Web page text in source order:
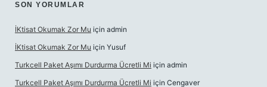
SON YORUMLAR
İKtisat Okumak Zor Mu için admin
İKtisat Okumak Zor Mu için Yusuf
Turkcell Paket Aşımı Durdurma Ücretli Mi için admin
Turkcell Paket Aşımı Durdurma Ücretli Mi için Cengaver